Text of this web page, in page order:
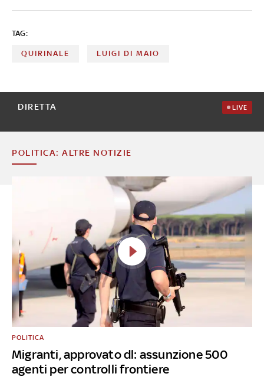
TAG:
QUIRINALE LUIGI DI MAIO
DIRETTA LIVE
POLITICA: ALTRE NOTIZIE
Migranti, approvato dl: assunzione 500
agenti per controlli frontiere
POLITICA